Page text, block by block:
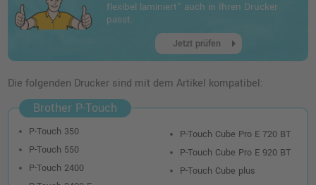
flexibel laminiert" auch in Ihren Drucker
passt.
Jetzt prüfen arrow_right
Die folgenden Drucker sind mit dem Artikel kompatibel:
Brother P-Touch
P-Touch 350
P-Touch 550
P-Touch 2400
P-Touch Cube Pro E 720 BT
P-Touch Cube Pro E 920 BT
P-Touch Cube plus